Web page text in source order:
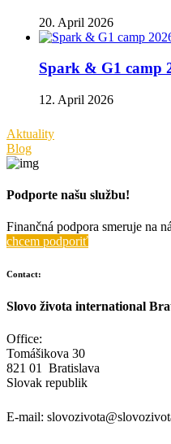
20. April 2026
Spark & G1 camp
12. April 2026
Aktuality
Blog
Podporte našu službu!
Finančná podpora smeruje na
chcem podporiť
Contact:
Slovo života international
Office:
Tomášikova 30
821 01 Bratislava
Slovak republik
E-mail: